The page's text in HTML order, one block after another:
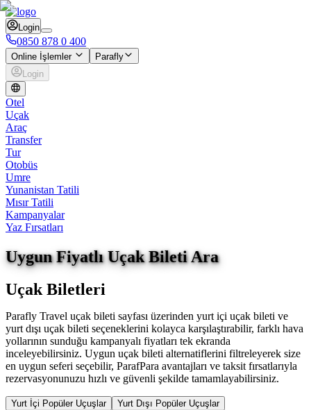
Login
0850 878 0 400
Online İşlemler
Parafly
Login
Otel
Uçak
Araç
Transfer
Tur
Otobüs
Umre
Yunanistan Tatili
Mısır Tatili
Kampanyalar
Yaz Fırsatları
Uygun Fiyatlı Uçak Bileti Ara
Uçak Biletleri
Parafly Travel uçak bileti sayfası üzerinden yurt içi uçak bileti ve
yurt dışı uçak bileti seçeneklerini kolayca karşılaştırabilir, farklı hava
yollarının sunduğu kampanyalı fiyatları tek ekranda
inceleyebilirsiniz. Uygun uçak bileti alternatiflerini filtreleyerek size
en uygun seferi seçebilir, ParafPara avantajları ve taksit fırsatlarıyla
rezervasyonunuzu hızlı ve güvenli şekilde tamamlayabilirsiniz.
Yurt İçi Popüler Uçuşlar Yurt Dışı Popüler Uçuşlar